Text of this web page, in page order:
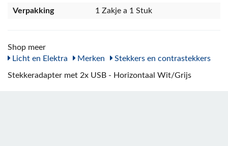
Verpakking
1 Zakje a 1 Stuk
Shop meer
Licht en Elektra
Merken Stekkers en contrastekkers
Stekkeradapter met 2x USB - Horizontaal Wit/Grijs